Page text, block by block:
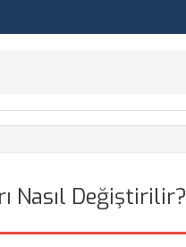
Nasıl Değiştirilir?